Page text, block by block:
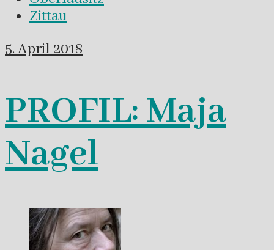
Zittau
5. April 2018
PROFIL: Maja
Nagel